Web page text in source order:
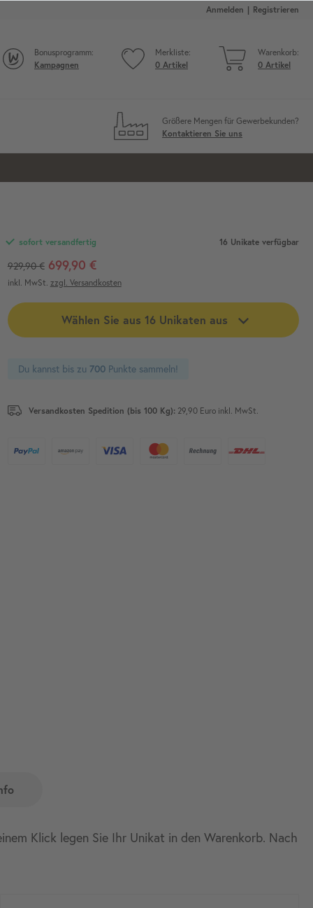
Anmelden Registrieren
Bonusprogramm:
Kampagnen
Merkliste:
0 Artikel
Warenkorb:
0 Artikel
Größere Mengen für Gewerbekunden?
Kontaktieren Sie uns
16 Unikate verfügbar
sofort versandfertig
929,90 € 699,90 €
inkl. MwSt. zzgl. Versandkosten
Wählen Sie aus 16 Unikaten aus
Du kannst bis zu 700Punkte sammeln!
Versandkosten Spedition (bis 100 Kg): 29,90 Euro inkl. MwSt.
Klick legen Sie Ihr Unikat in den Warenkorb. Nach